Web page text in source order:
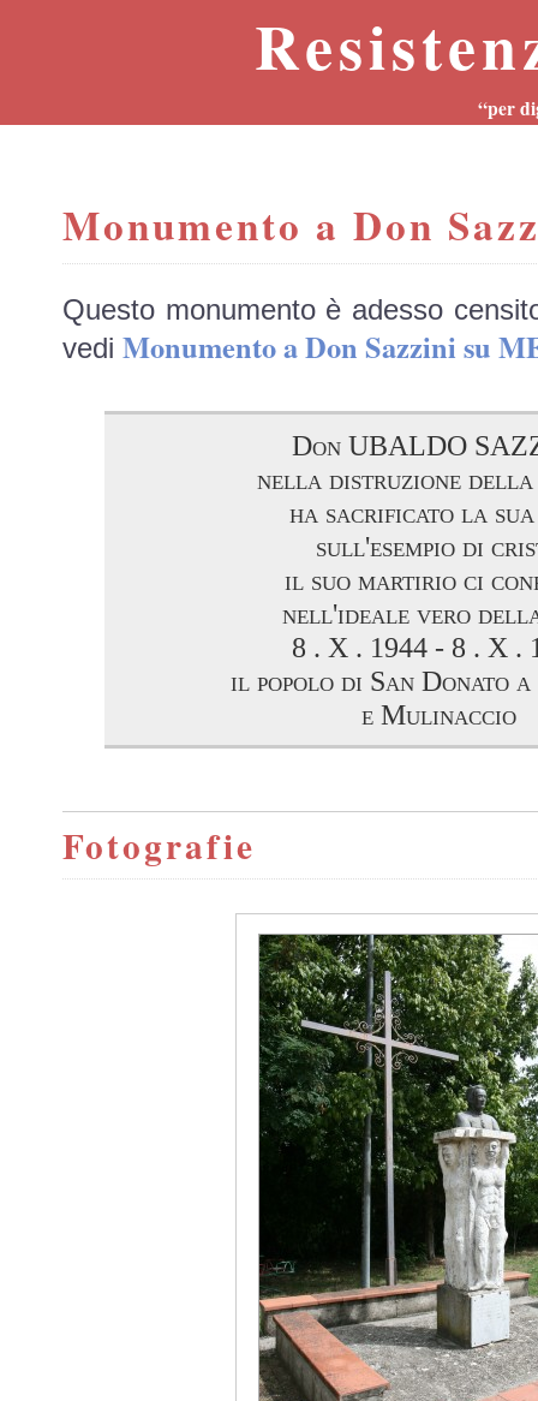
“per
Monumento a Don
Questo monumento è adesso
vedi Monumento a Don Sazzini su
Don UBALDO
nella distruzione
ha sacrificato la
sull'esempio di
il suo martirio ci
nell'ideale vero
8 . X . 1944 - 8 . X .
il popolo di San Donato
e Mulinaccio
Fotografie